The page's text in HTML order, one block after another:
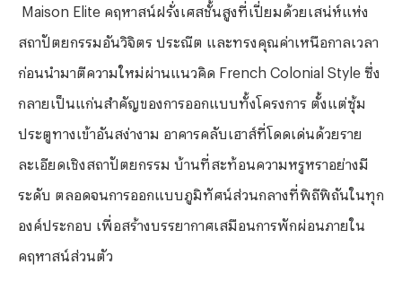
Maison Elite คฤหาสน์ฝรั่งเศสชั้นสูงที่เปี่ยมด้วยเสน่ห์แห่ง
สถาปัตยกรรมอันวิจิตร ประณีต และทรงคุณค่าเหนือกาลเวลา
ก่อนนำมาตีความใหม่ผ่านแนวคิด French Colonial Style ซึ่ง
กลายเป็นแก่นสำคัญของการออกแบบทั้งโครงการ ตั้งแต่ซุ้ม
ประตูทางเข้าอันสง่างาม อาคารคลับเฮาส์ที่โดดเด่นด้วยราย
ละเอียดเชิงสถาปัตยกรรม บ้านที่สะท้อนความหรูหราอย่างมี
ระดับ ตลอดจนการออกแบบภูมิทัศน์ส่วนกลางที่พิถีพิถันในทุก
องค์ประกอบ เพื่อสร้างบรรยากาศเสมือนการพักผ่อนภายใน
คฤหาสน์ส่วนตัว